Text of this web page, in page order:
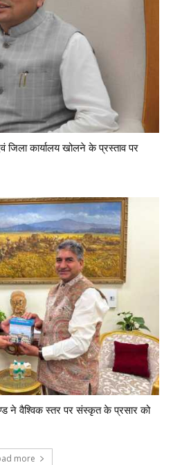
जिला कार्यालय खोलने के प्रस्ताव पर
ने वैश्विक स्तर पर संस्कृत के प्रसार को
more